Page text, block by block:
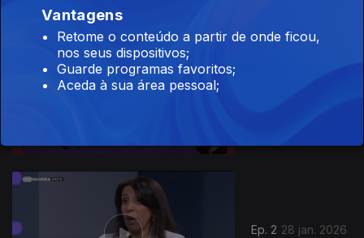
Ep. 2 28 jan. 2026
905651
Vantagens
Retome o conteúdo a partir de onde ficou,
nos seus dispositivos;
Guarde programas favoritos;
Aceda à sua área pessoal;